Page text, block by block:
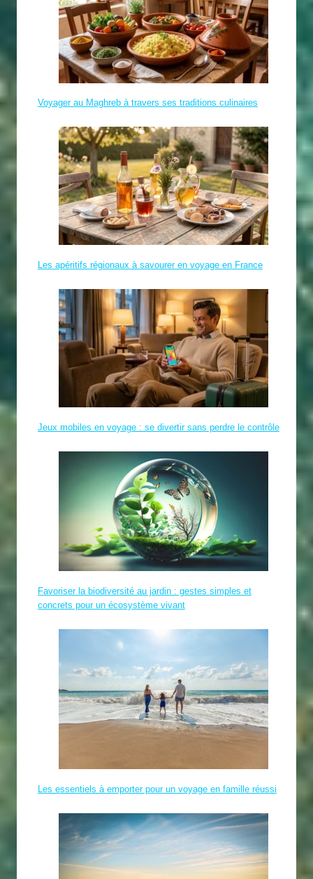
Voyager au Maghreb à travers ses traditions culinaires
Les apéritifs régionaux à savourer en voyage en France
Jeux mobiles en voyage : se divertir sans perdre le contrôle
Favoriser la biodiversité au jardin : gestes simples et
concrets pour un écosystème vivant
Les essentiels à emporter pour un voyage en famille réussi